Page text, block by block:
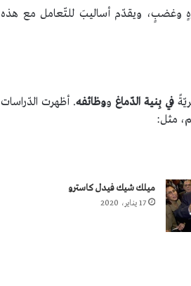
وغضبٍ، ويقدّم أساليبَ للتّعامل مع هذه
في بِنية الدّماغ ووظائفه. أظهرت الدّراسات
مثل:
ميلك شيك فيدل كاسترو
17 يناير، 2020